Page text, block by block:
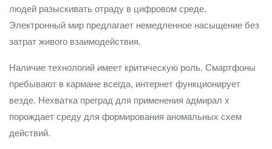
людей разыскивать отраду в цифровом среде.
Электронный мир предлагает немедленное насыщение без
затрат живого взаимодействия.
Наличие технологий имеет критическую роль. Смартфоны
пребывают в кармане всегда, интернет функционирует
везде. Нехватка преград для применения адмирал х
порождает среду для формирования аномальных схем
действий.